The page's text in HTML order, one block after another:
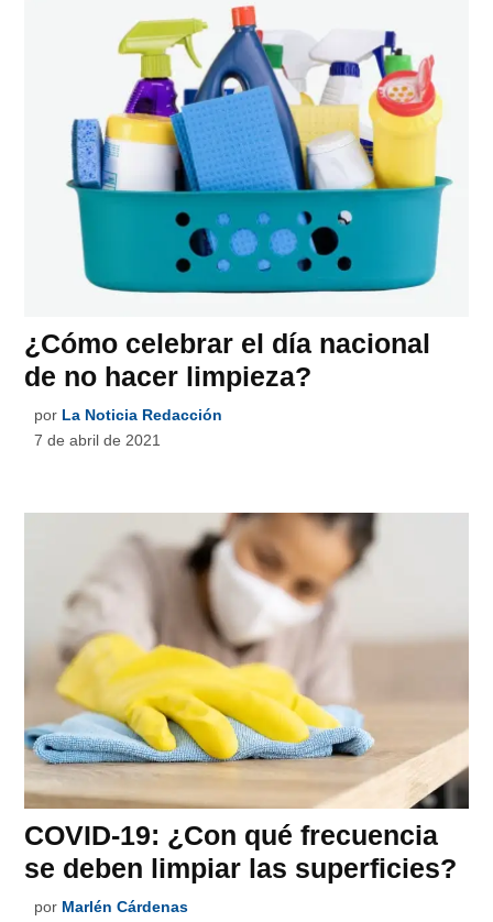
¿Cómo celebrar el día nacional
de no hacer limpieza?
por La Noticia Redacción
7 de abril de 2021
COVID-19: ¿Con qué frecuencia
se deben limpiar las superficies?
por Marlén Cárdenas